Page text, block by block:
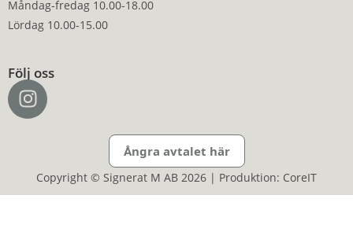
Måndag-fredag 10.00-18.00
Lördag 10.00-15.00
Följ oss
Ångra avtalet här
Copyright © Signerat M AB 2026 | Produktion: CoreIT